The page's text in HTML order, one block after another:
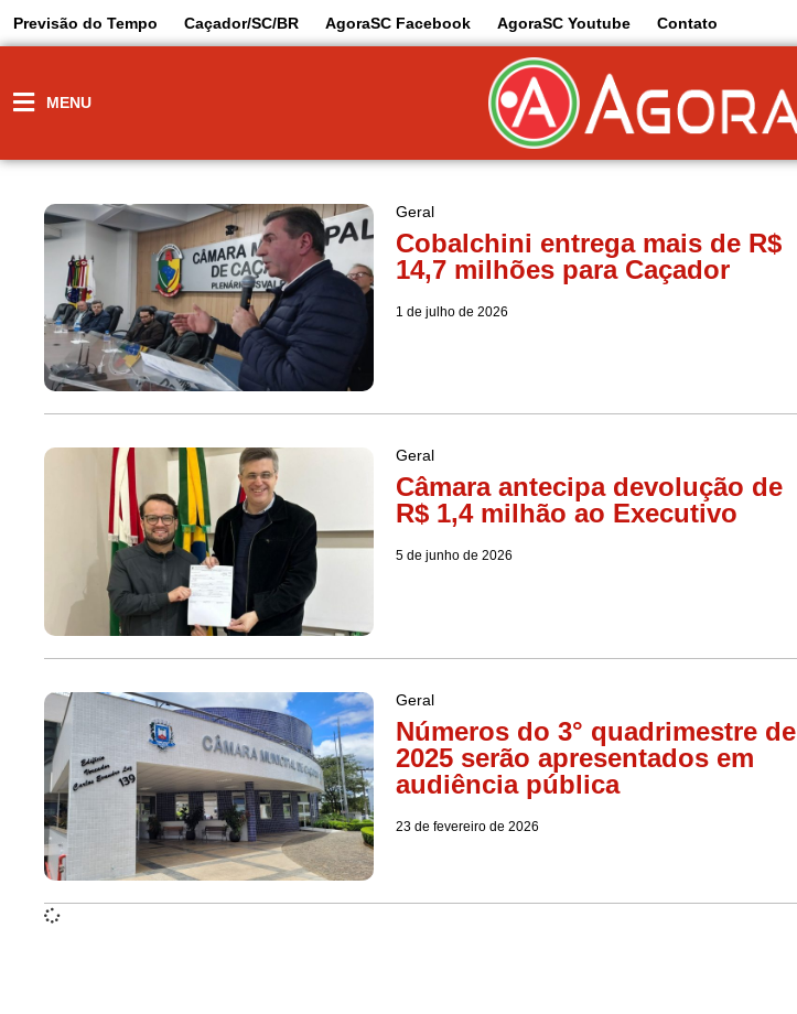
Previsão do Tempo Caçador/SC/BR AgoraSC Facebook AgoraSC Youtube Contato
MENU
Geral
Cobalchini entrega mais de R$
14,7 milhões para Caçador
1 de julho de 2026
Geral
Câmara antecipa devolução de
R$ 1,4 milhão ao Executivo
5 de junho de 2026
Geral
Números do 3° quadrimestre de
2025 serão apresentados em
audiência pública
23 de fevereiro de 2026